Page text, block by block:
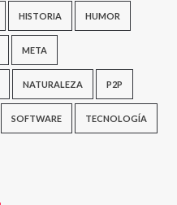
HISTORIA HUMOR
META
NATURALEZA P2P
SOFTWARE TECNOLOGÍA